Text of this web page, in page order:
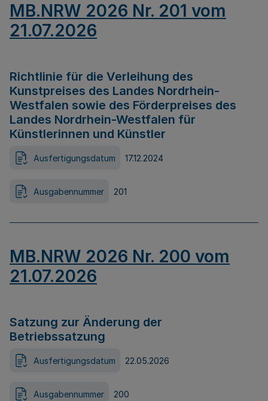
MB.NRW 2026 Nr. 201 vom
21.07.2026
Richtlinie für die Verleihung des
Kunstpreises des Landes Nordrhein-
Westfalen sowie des Förderpreises des
Landes Nordrhein-Westfalen für
Künstlerinnen und Künstler
Ausfertigungsdatum 17.12.2024
Ausgabennummer 201
MB.NRW 2026 Nr. 200 vom
21.07.2026
Satzung zur Änderung der
Betriebssatzung
Ausfertigungsdatum 22.05.2026
Ausgabennummer 200